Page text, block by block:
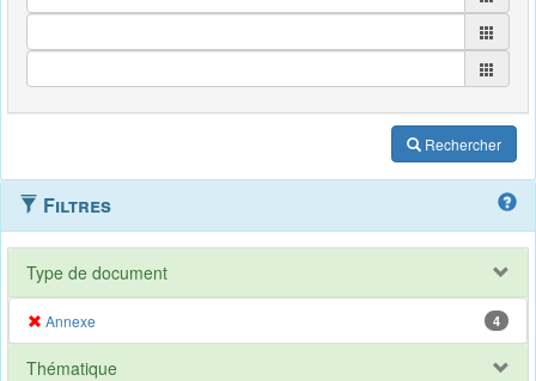
Rechercher
Filtres
Type de document
Annexe 4
Thématique